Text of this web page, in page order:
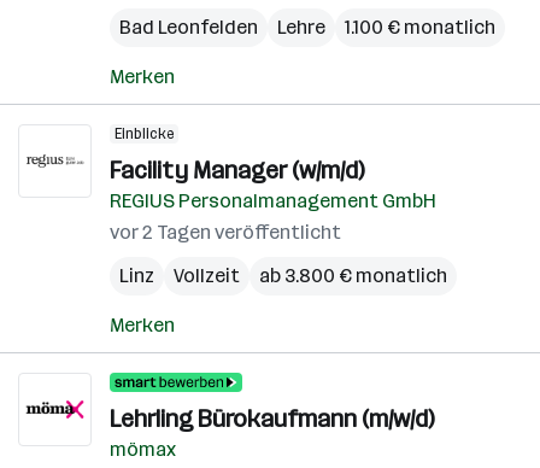
Bad Leonfelden
Lehre 1.100 € monatlich
Merken
Einblicke
Facility Manager (w/m/d)
REGIUS Personalmanagement GmbH
vor 2 Tagen veröffentlicht
Linz
Vollzeit ab 3.800 € monatlich
Merken
Lehrling Bürokaufmann (m/w/d)
mömax